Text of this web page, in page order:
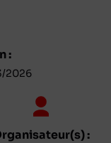
:
2026
: